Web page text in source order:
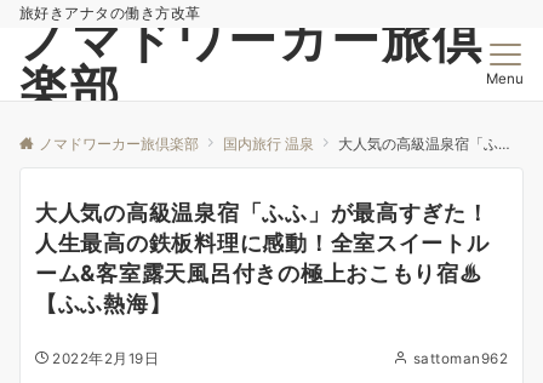
旅好きアナタの働き方改革
ノマドワーカー旅倶
楽部
Menu
ノマドワーカー旅倶楽部 国内旅行 温泉 大人気の高級温泉宿「ふふ」が最高すぎた！人生最高の鉄板料理に感動！全室スイートルーム&客室露天風呂付きの極上おこもり宿♨︎【ふふ熱海】
大人気の高級温泉宿「ふふ」が最高すぎた！
人生最高の鉄板料理に感動！全室スイートル
ーム&客室露天風呂付きの極上おこもり宿♨︎
【ふふ熱海】
2022年2月19日 sattoman962